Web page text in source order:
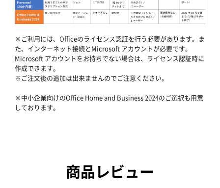
※ご利用には、Officeのライセンス認証を行う必要があります。ま
た、インターネット接続とMicrosoft アカウントが必要です。
Microsoft アカウントをお持ちでない場合は、ライセンス認証時に
作成できます。
※ご注文後の追加は出来ませんのでご注意ください。
※中小企業向けのOffice Home and Business 2024のご選択も用意
しております。
商品レビュー